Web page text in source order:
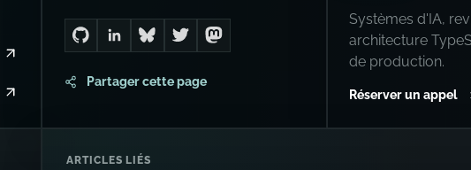
Go to Dan's GitHub
Connect with me on LinkedIn
Follow me on Bluesky
Follow me on Twitter
Follow me on Mastodon
Partager cette page
Systèmes d'IA,
architecture
de production.
Réserver un appel
ARTICLES LIÉS